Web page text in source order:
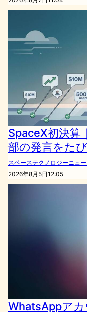
SpaceX初決算
部の発言をた
スペーステクノロジーニュー
2026年8月5日12:05
WhatsAppアカ